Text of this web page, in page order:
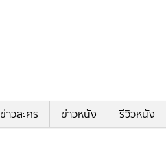
ข่าวละคร ข่าวหนัง รีวิวหนัง